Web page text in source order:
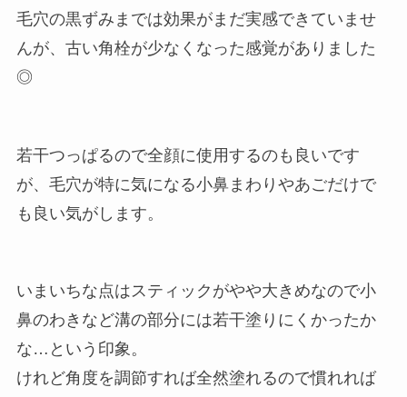
毛穴の黒ずみまでは効果がまだ実感できていませ
んが、古い角栓が少なくなった感覚がありました
◎
若干つっぱるので全顔に使用するのも良いです
が、毛穴が特に気になる小鼻まわりやあごだけで
も良い気がします。
いまいちな点はスティックがやや大きめなので小
鼻のわきなど溝の部分には若干塗りにくかったか
な…という印象。
けれど角度を調節すれば全然塗れるので慣れれば